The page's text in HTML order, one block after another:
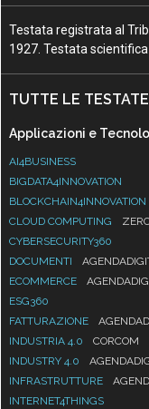
Testata registrata al
1927. Testata
TUTTE LE TESTATE
Applicazioni e
AI4BUSINESS
BIGDATA4INNOVATION
BLOCKCHAIN4INNOVATION
CLOUD COMPUTING
CYBERSECURITY360
DOCUMENTI
ECOMMERCE
ESG360
FATTURAZIONE
INDUSTRIA 4.0
CORCOM
INDUSTRY 4.0
INFRASTRUTTURE
INTERNET4THINGS